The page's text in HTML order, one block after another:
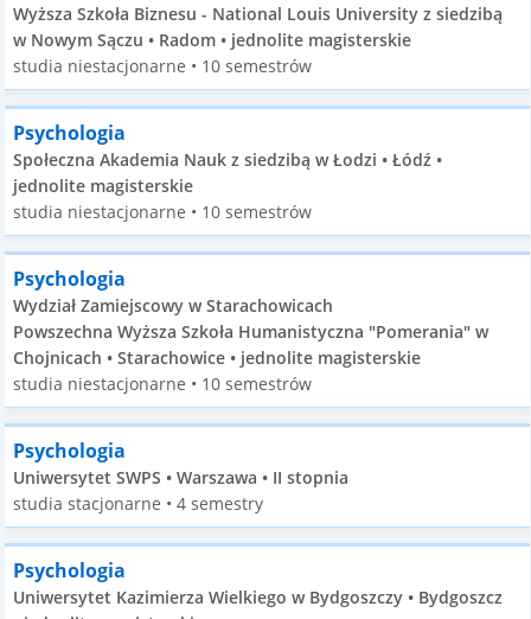
Wyższa Szkoła Biznesu - National Louis University z siedzibą
w Nowym Sączu • Radom • jednolite magisterskie
studia niestacjonarne • 10 semestrów
Psychologia
Społeczna Akademia Nauk z siedzibą w Łodzi • Łódź •
jednolite magisterskie
studia niestacjonarne • 10 semestrów
Psychologia
Wydział Zamiejscowy w Starachowicach
Powszechna Wyższa Szkoła Humanistyczna "Pomerania" w
Chojnicach • Starachowice • jednolite magisterskie
studia niestacjonarne • 10 semestrów
Psychologia
Uniwersytet SWPS • Warszawa • II stopnia
studia stacjonarne • 4 semestry
Psychologia
Uniwersytet Kazimierza Wielkiego w Bydgoszczy • Bydgoszcz